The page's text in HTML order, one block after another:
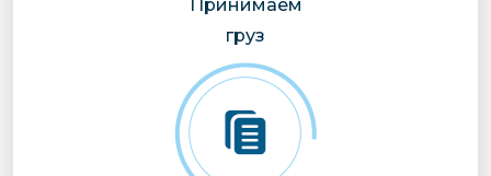
Принимаем
груз